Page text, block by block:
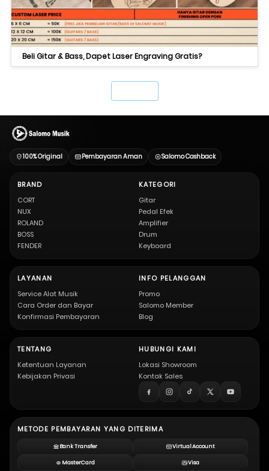
Beli Gitar & Bass, Dapet Laser Engraving Gratis?
100% Original Pembayaran Aman Salomo Cashback
BRAND
CORT
NUX
ROLAND
BOSS
FENDER
KATEGORI
Gitar
Pedal Efek
Amplifier
Drum
Keyboard
LAYANAN
Service Alat Musik
Cara Order dan Bayar
Konfirmasi Pembayaran
INFO PELANGGAN
Promo
Salomo Member
Blog
TENTANG
Ketentuan Layanan
Kebijakan Privasi
HUBUNGI KAMI
Lokasi Showroom
Kontak Sales
METODE PEMBAYARAN YANG DITERIMA
Bank Transfer Virtual Account
MasterCard Visa